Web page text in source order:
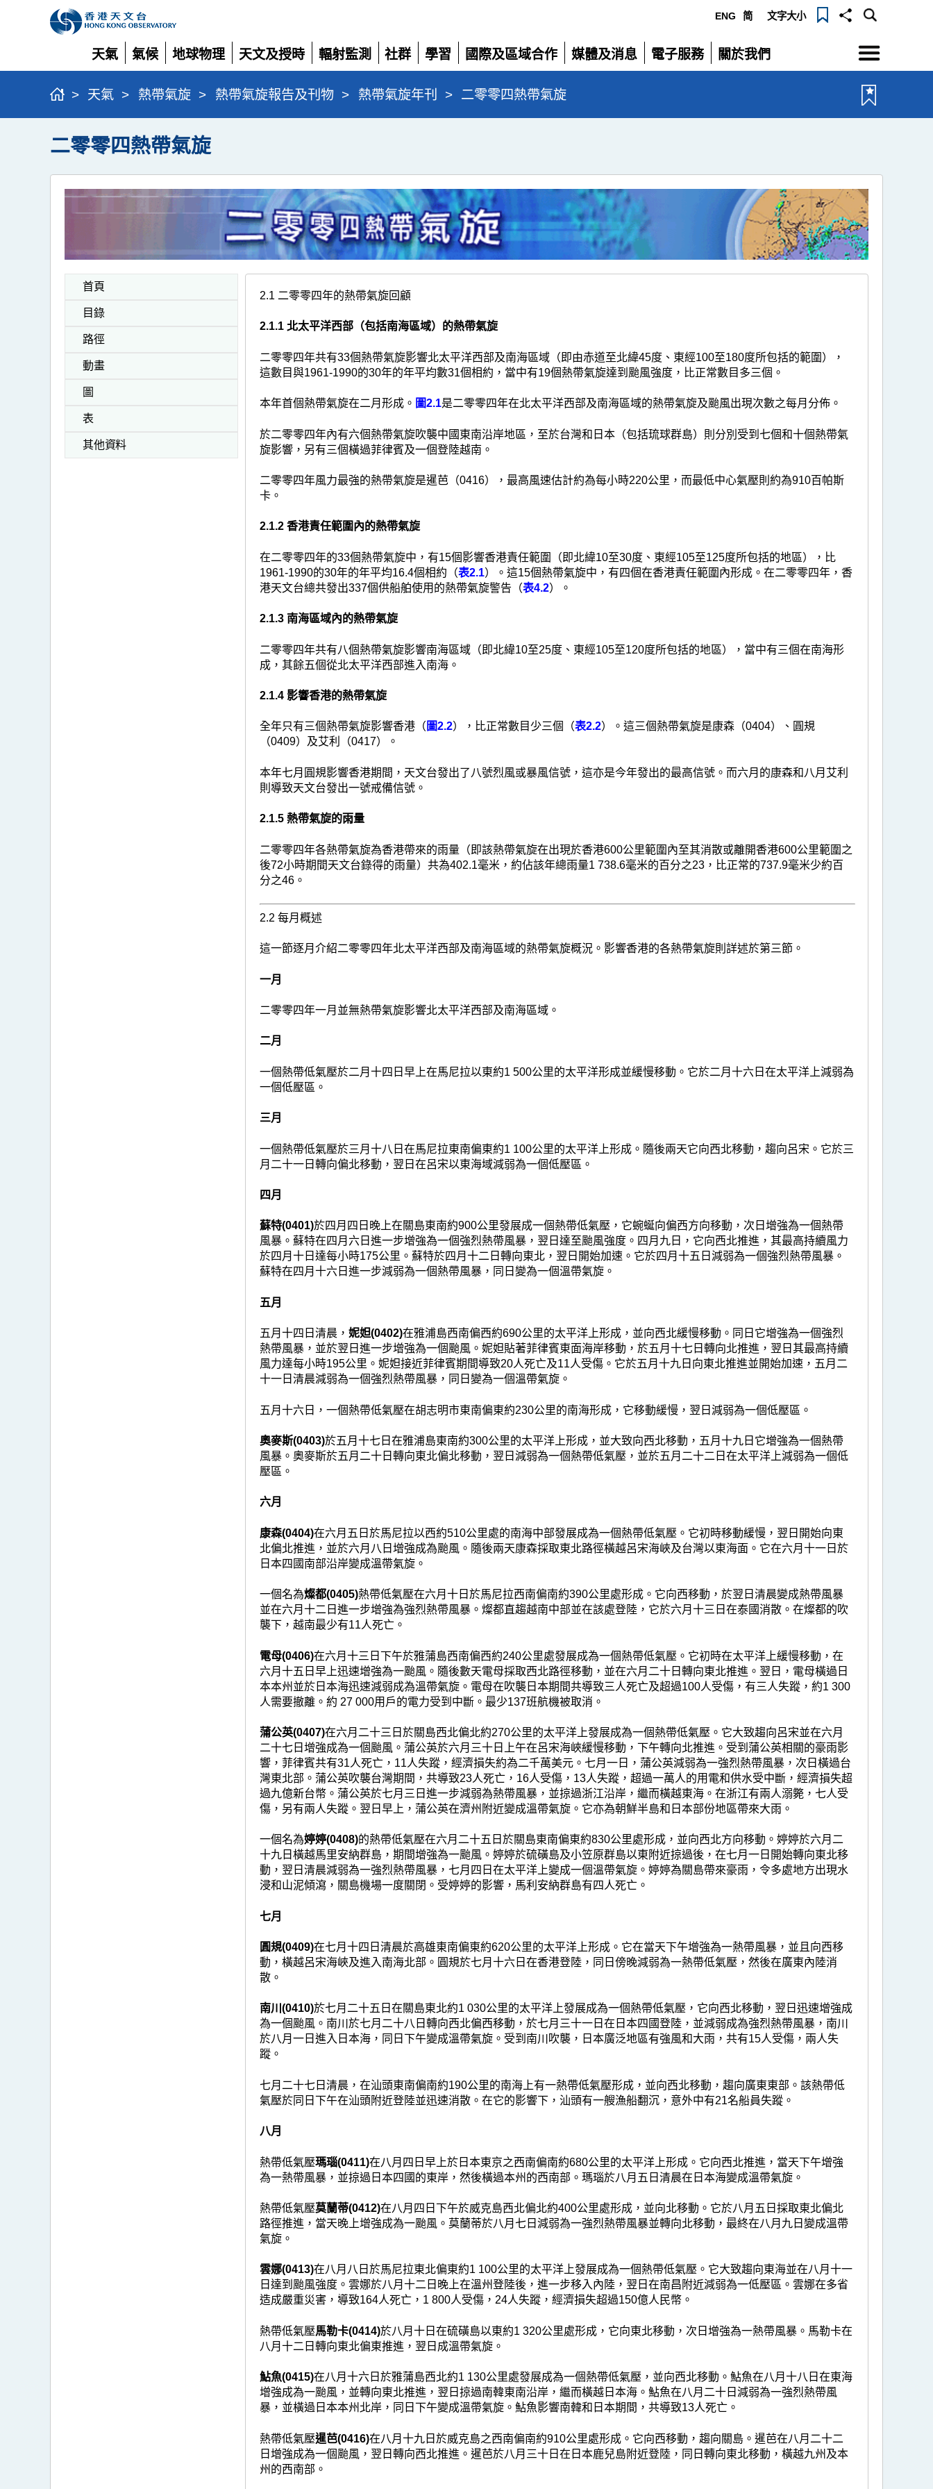
ENG 简 文字大小
天氣
展
開
氣候
展
開
地球物理
展
開
天文及授時
展
開
輻射監測
展
開
社群
展
開
學習
展
開
國際及區域合作
展
開
媒體及消息
展
電子服務
展
關於我們
展
選
單
> 天氣 > 熱帶氣旋 > 熱帶氣旋報告及刊物 > 熱帶氣旋年刊 > 二零零四熱帶氣旋
二零零四熱帶氣旋
首頁
目錄
路徑
動畫
圖
表
其他資料
2.1 二零零四年的熱帶氣旋回顧
2.1.1 北太平洋西部（包括南海區域）的熱帶氣旋
二零零四年共有33個熱帶氣旋影響北太平洋西部及南海區域（即由赤道至北緯45度、東經100至180度所包括的範圍），
這數目與1961-1990的30年的年平均數31個相約，當中有19個熱帶氣旋達到颱風強度，比正常數目多三個。
本年首個熱帶氣旋在二月形成。 圖2.1是二零零四年在北太平洋西部及南海區域的熱帶氣旋及颱風出現次數之每月分佈。
於二零零四年內有六個熱帶氣旋吹襲中國東南沿岸地區，至於台灣和日本（包括琉球群島）則分別受到七個和十個熱帶氣
旋影響，另有三個橫過菲律賓及一個登陸越南。
二零零四年風力最強的熱帶氣旋是暹芭（0416），最高風速估計約為每小時220公里，而最低中心氣壓則約為910百帕斯
卡。
2.1.2 香港責任範圍內的熱帶氣旋
在二零零四年的33個熱帶氣旋中，有15個影響香港責任範圍（即北緯10至30度、東經105至125度所包括的地區），比
1961-1990的30年的年平均16.4個相約（表2.1）。這15個熱帶氣旋中，有四個在香港責任範圍內形成。在二零零四年，香
港天文台總共發出337個供船舶使用的熱帶氣旋警告（表4.2）。
2.1.3 南海區域內的熱帶氣旋
二零零四年共有八個熱帶氣旋影響南海區域（即北緯10至25度、東經105至120度所包括的地區），當中有三個在南海形
成，其餘五個從北太平洋西部進入南海。
2.1.4 影響香港的熱帶氣旋
全年只有三個熱帶氣旋影響香港（ 圖2.2），比正常數目少三個（表2.2）。這三個熱帶氣旋是康森（0404）、圓規
（0409）及艾利（0417）。
本年七月圓規影響香港期間，天文台發出了八號烈風或暴風信號，這亦是今年發出的最高信號。而六月的康森和八月艾利
則導致天文台發出一號戒備信號。
2.1.5 熱帶氣旋的雨量
二零零四年各熱帶氣旋為香港帶來的雨量（即該熱帶氣旋在出現於香港600公里範圍內至其消散或離開香港600公里範圍之
後72小時期間天文台錄得的雨量）共為402.1毫米，約佔該年總雨量1 738.6毫米的百分之23，比正常的737.9毫米少約百
分之46。
2.2 每月概述
這一節逐月介紹二零零四年北太平洋西部及南海區域的熱帶氣旋概況。影響香港的各熱帶氣旋則詳述於第三節。
一月
二零零四年一月並無熱帶氣旋影響北太平洋西部及南海區域。
二月
一個熱帶低氣壓於二月十四日早上在馬尼拉以東約1 500公里的太平洋形成並緩慢移動。它於二月十六日在太平洋上減弱為
一個低壓區。
三月
一個熱帶低氣壓於三月十八日在馬尼拉東南偏東約1 100公里的太平洋上形成。隨後兩天它向西北移動，趨向呂宋。它於三
月二十一日轉向偏北移動，翌日在呂宋以東海域減弱為一個低壓區。
四月
蘇特(0401)於四月四日晚上在關島東南約900公里發展成一個熱帶低氣壓，它蜿蜒向偏西方向移動，次日增強為一個熱帶
風暴。蘇特在四月六日進一步增強為一個強烈熱帶風暴，翌日達至颱風強度。四月九日，它向西北推進，其最高持續風力
於四月十日達每小時175公里。蘇特於四月十二日轉向東北，翌日開始加速。它於四月十五日減弱為一個強烈熱帶風暴。
蘇特在四月十六日進一步減弱為一個熱帶風暴，同日變為一個溫帶氣旋。
五月
五月十四日清晨， 妮妲(0402)在雅浦島西南偏西約690公里的太平洋上形成，並向西北緩慢移動。同日它增強為一個強烈
熱帶風暴，並於翌日進一步增強為一個颱風。妮妲貼著菲律賓東面海岸移動，於五月十七日轉向北推進，翌日其最高持續
風力達每小時195公里。妮妲接近菲律賓期間導致20人死亡及11人受傷。它於五月十九日向東北推進並開始加速，五月二
十一日清晨減弱為一個強烈熱帶風暴，同日變為一個溫帶氣旋。
五月十六日，一個熱帶低氣壓在胡志明市東南偏東約230公里的南海形成，它移動緩慢，翌日減弱為一個低壓區。
奧麥斯(0403)於五月十七日在雅浦島東南約300公里的太平洋上形成，並大致向西北移動，五月十九日它增強為一個熱帶
風暴。奧麥斯於五月二十日轉向東北偏北移動，翌日減弱為一個熱帶低氣壓，並於五月二十二日在太平洋上減弱為一個低
壓區。
六月
康森(0404)在六月五日於馬尼拉以西約510公里處的南海中部發展成為一個熱帶低氣壓。它初時移動緩慢，翌日開始向東
北偏北推進，並於六月八日增強成為颱風。隨後兩天康森採取東北路徑橫越呂宋海峽及台灣以東海面。它在六月十一日於
日本四國南部沿岸變成溫帶氣旋。
一個名為燦都(0405)熱帶低氣壓在六月十日於馬尼拉西南偏南約390公里處形成。它向西移動，於翌日清晨變成熱帶風暴
並在六月十二日進一步增強為強烈熱帶風暴。燦都直趨越南中部並在該處登陸，它於六月十三日在泰國消散。在燦都的吹
襲下，越南最少有11人死亡。
電母(0406)在六月十三日下午於雅蒲島西南偏西約240公里處發展成為一個熱帶低氣壓。它初時在太平洋上緩慢移動，在
六月十五日早上迅速增強為一颱風。隨後數天電母採取西北路徑移動，並在六月二十日轉向東北推進。翌日，電母橫過日
本本州並於日本海迅速減弱成為溫帶氣旋。電母在吹襲日本期間共導致三人死亡及超過100人受傷，有三人失蹤，約1 300
人需要撤離。約 27 000用戶的電力受到中斷。最少137班航機被取消。
蒲公英(0407)在六月二十三日於關島西北偏北約270公里的太平洋上發展成為一個熱帶低氣壓。它大致趨向呂宋並在六月
二十七日增強成為一個颱風。蒲公英於六月三十日上午在呂宋海峽緩慢移動，下午轉向北推進。受到蒲公英相關的豪雨影
響，菲律賓共有31人死亡，11人失蹤，經濟損失約為二千萬美元。七月一日，蒲公英減弱為一強烈熱帶風暴，次日橫過台
灣東北部。蒲公英吹襲台灣期間，共導致23人死亡，16人受傷，13人失蹤，超過一萬人的用電和供水受中斷，經濟損失超
過九億新台幣。蒲公英於七月三日進一步減弱為熱帶風暴，並掠過浙江沿岸，繼而橫越東海。在浙江有兩人溺斃，七人受
傷，另有兩人失蹤。翌日早上，蒲公英在濟州附近變成溫帶氣旋。它亦為朝鮮半島和日本部份地區帶來大雨。
一個名為婷婷(0408)的熱帶低氣壓在六月二十五日於關島東南偏東約830公里處形成，並向西北方向移動。婷婷於六月二
十九日橫越馬里安納群島，期間增強為一颱風。婷婷於硫磺島及小笠原群島以東附近掠過後，在七月一日開始轉向東北移
動，翌日清晨減弱為一強烈熱帶風暴，七月四日在太平洋上變成一個溫帶氣旋。婷婷為關島帶來豪雨，令多處地方出現水
浸和山泥傾瀉，關島機場一度關閉。受婷婷的影響，馬利安納群島有四人死亡。
七月
圓規(0409)在七月十四日清晨於高雄東南偏東約620公里的太平洋上形成。它在當天下午增強為一熱帶風暴，並且向西移
動，橫越呂宋海峽及進入南海北部。圓規於七月十六日在香港登陸，同日傍晚減弱為一熱帶低氣壓，然後在廣東內陸消
散。
南川(0410)於七月二十五日在關島東北約1 030公里的太平洋上發展成為一個熱帶低氣壓，它向西北移動，翌日迅速增強成
為一個颱風。南川於七月二十八日轉向西北偏西移動，於七月三十一日在日本四國登陸，並減弱成為強烈熱帶風暴，南川
於八月一日進入日本海，同日下午變成溫帶氣旋。受到南川吹襲，日本廣泛地區有強風和大雨，共有15人受傷，兩人失
蹤。
七月二十七日清晨，在汕頭東南偏南約190公里的南海上有一熱帶低氣壓形成，並向西北移動，趨向廣東東部。該熱帶低
氣壓於同日下午在汕頭附近登陸並迅速消散。在它的影響下，汕頭有一艘漁船翻沉，意外中有21名船員失蹤。
八月
熱帶低氣壓瑪瑙(0411)在八月四日早上於日本東京之西南偏南約680公里的太平洋上形成。它向西北推進，當天下午增強
為一熱帶風暴，並掠過日本四國的東岸，然後橫過本州的西南部。瑪瑙於八月五日清晨在日本海變成溫帶氣旋。
熱帶低氣壓莫蘭蒂(0412)在八月四日下午於威克島西北偏北約400公里處形成，並向北移動。它於八月五日採取東北偏北
路徑推進，當天晚上增強成為一颱風。莫蘭蒂於八月七日減弱為一強烈熱帶風暴並轉向北移動，最終在八月九日變成溫帶
氣旋。
雲娜(0413)在八月八日於馬尼拉東北偏東約1 100公里的太平洋上發展成為一個熱帶低氣壓。它大致趨向東海並在八月十一
日達到颱風強度。雲娜於八月十二日晚上在溫州登陸後，進一步移入內陸，翌日在南昌附近減弱為一低壓區。雲娜在多省
造成嚴重災害，導致164人死亡，1 800人受傷，24人失蹤，經濟損失超過150億人民幣。
熱帶低氣壓馬勒卡(0414)於八月十日在硫磺島以東約1 320公里處形成，它向東北移動，次日增強為一熱帶風暴。馬勒卡在
八月十二日轉向東北偏東推進，翌日成溫帶氣旋。
鮎魚(0415)在八月十六日於雅蒲島西北約1 130公里處發展成為一個熱帶低氣壓，並向西北移動。鮎魚在八月十八日在東海
增強成為一颱風，並轉向東北推進，翌日掠過南韓東南沿岸，繼而橫越日本海。鮎魚在八月二十日減弱為一強烈熱帶風
暴，並橫過日本本州北岸，同日下午變成溫帶氣旋。鮎魚影響南韓和日本期間，共導致13人死亡。
熱帶低氣壓暹芭(0416)在八月十九日於威克島之西南偏南約910公里處形成。它向西移動，趨向關島。暹芭在八月二十二
日增強成為一個颱風，翌日轉向西北推進。暹芭於八月三十日在日本鹿兒島附近登陸，同日轉向東北移動，橫越九州及本
州的西南部。